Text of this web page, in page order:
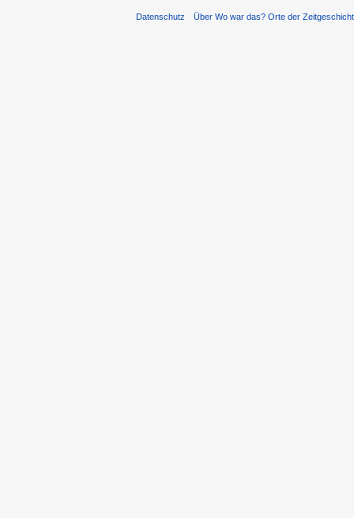
Datenschutz Über Wo war das? Orte der